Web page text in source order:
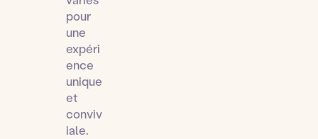
pour
une
expéri
ence
unique
et
conviv
iale.